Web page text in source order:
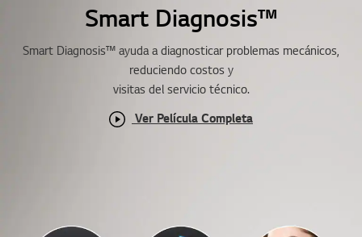
Smart Diagnosis™
Smart Diagnosis™ ayuda a diagnosticar problemas mecánicos,
reduciendo costos y
visitas del servicio técnico.
Ver Película Completa